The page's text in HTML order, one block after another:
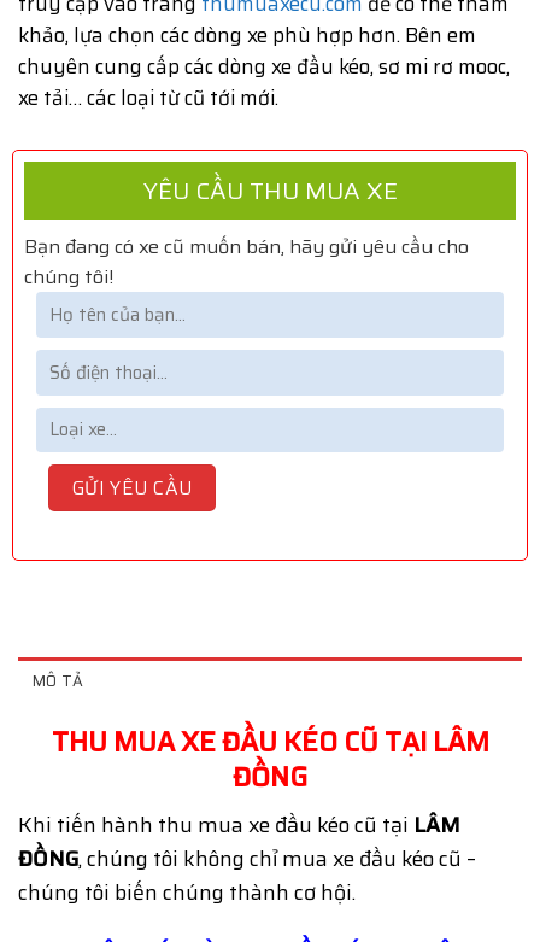
khảo, lựa chọn các dòng xe phù hợp hơn. Bên em
chuyên cung cấp các dòng xe đầu kéo, sơ mi rơ mooc,
xe tải… các loại từ cũ tới mới.
YÊU CẦU THU MUA XE
Bạn đang có xe cũ muốn bán, hãy gửi yêu cầu cho
chúng tôi!
MÔ TẢ
THU MUA XE ĐẦU KÉO CŨ TẠI LÂM
ĐỒNG
Khi tiến hành thu mua xe đầu kéo cũ tại LÂM
ĐỒNG, chúng tôi không chỉ mua xe đầu kéo cũ –
chúng tôi biến chúng thành cơ hội.